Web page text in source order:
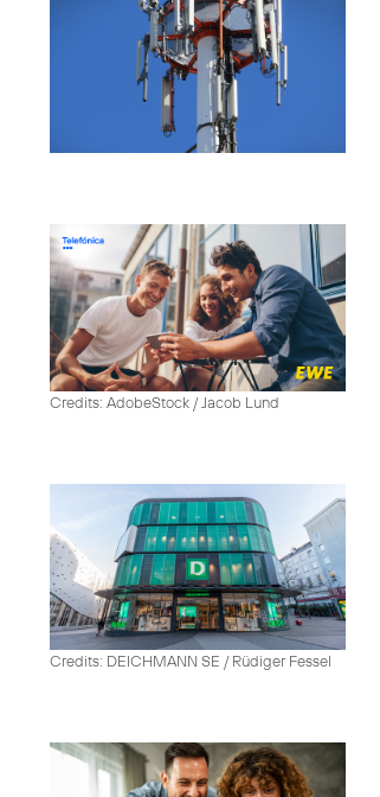
Credits: AdobeStock / Jacob Lund
Credits: DEICHMANN SE / Rüdiger Fessel